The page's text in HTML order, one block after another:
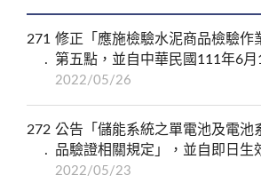
271 修正「應施檢驗水泥商品檢驗作
第五點，並自中華民國111年6
2022/05/26
272 公告「儲能系統之單電池及電池
品驗證相關規定」，並自即日生
2022/05/23